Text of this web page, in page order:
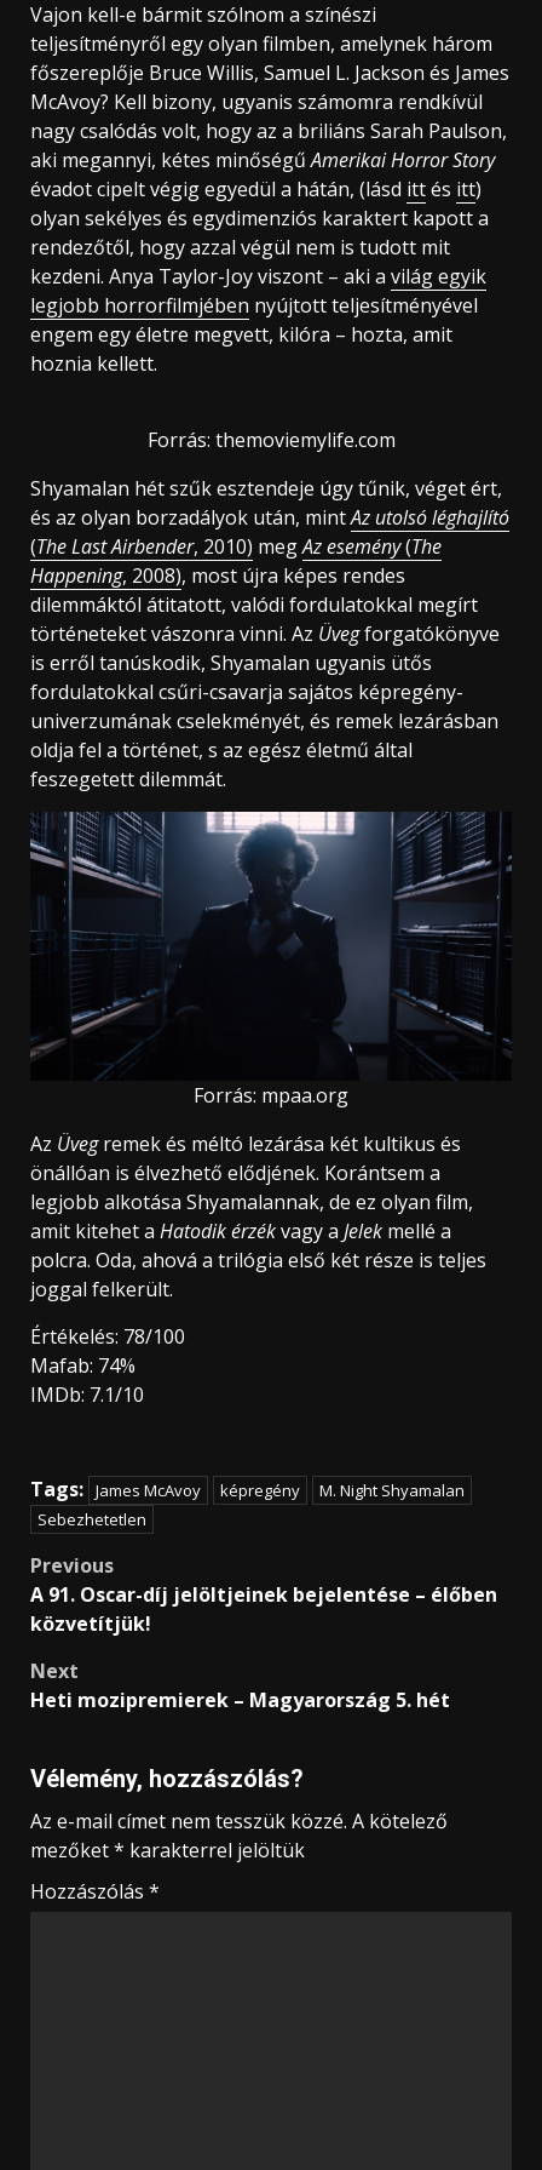
Vajon kell-e bármit szólnom a színészi
teljesítményről egy olyan filmben, amelynek három
főszereplője Bruce Willis, Samuel L. Jackson és James
McAvoy? Kell bizony, ugyanis számomra rendkívül
nagy csalódás volt, hogy az a briliáns Sarah Paulson,
aki megannyi, kétes minőségűAmerikai Horror Story
évadot cipelt végig egyedül a hátán, (lásd ittés itt)
olyan sekélyes és egydimenziós karaktert kapott a
rendezőtől, hogy azzal végül nem is tudott mit
kezdeni. Anya Taylor-Joy viszont – aki a világ egyik
legjobb horrorfilmjében nyújtott teljesítményével
engem egy életre megvett, kilóra – hozta, amit
hoznia kellett.
Forrás: themoviemylife.com
Shyamalan hét szűk esztendeje úgy tűnik, véget ért,
és az olyan borzadályok után, mintAz utolsó léghajlító
(The Last Airbender, 2010) megAz esemény(The
Happening, 2008), most újra képes rendes
dilemmáktól átitatott, valódi fordulatokkal megírt
történeteket vászonra vinni. Az Üvegforgatókönyve
is erről tanúskodik, Shyamalan ugyanis ütős
fordulatokkal csűri-csavarja sajátos képregény-
univerzumának cselekményét, és remek lezárásban
oldja fel a történet, s az egész életmű által
feszegetett dilemmát.
Forrás: mpaa.org
Az Üvegremek és méltó lezárása két kultikus és
önállóan is élvezhető elődjének. Korántsem a
legjobb alkotása Shyamalannak, de ez olyan film,
amit kitehet a Hatodik érzékvagy a Jelek mellé a
polcra. Oda, ahová a trilógia első két része is teljes
joggal felkerült.
Értékelés: 78/100
Mafab: 74%
IMDb: 7.1/10
Tags: James McAvoy képregény
M. Night Shyamalan
Sebezhetetlen
Post
navigation
Previous
A 91. Oscar-díj jelöltjeinek bejelentése – élőben
közvetítjük!
Next
Heti mozipremierek – Magyarország 5. hét
Vélemény, hozzászólás?
Az e-mail címet nem tesszük közzé. A kötelező
mezőket* karakterrel jelöltük
Hozzászólás *